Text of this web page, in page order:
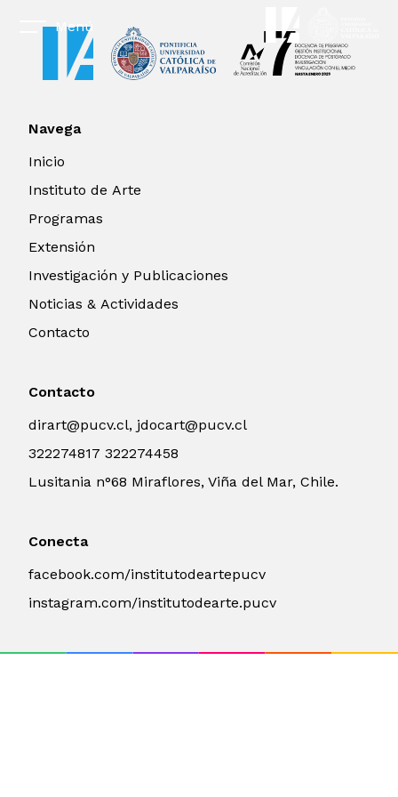
Menú
Navega
Inicio
Instituto de Arte
Programas
Extensión
Investigación y Publicaciones
Noticias & Actividades
Contacto
Contacto
dirart@pucv.cl, jdocart@pucv.cl
322274817 322274458
Lusitania n°68 Miraflores, Viña del Mar, Chile.
Conecta
facebook.com/institutodeartepucv
instagram.com/institutodearte.pucv